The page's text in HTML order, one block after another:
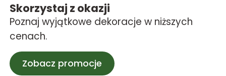
Skorzystaj z okazji
Poznaj wyjątkowe dekoracje w niższych
cenach.
Zobacz promocje